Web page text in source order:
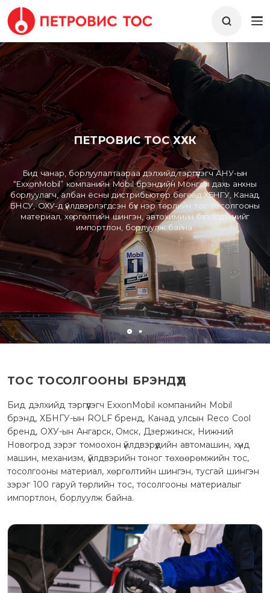
ПЕТРОВИС ТОС ХХК
Бид чанар, борлуулалтаараа дэлхийд тэргүүлэгч АНУ-ын
“ExxonMobil” компанийн Mobil брэндийн Монгол дахь анхны
борлуулагч, албан ёсны дистрибьютер бөгөөд ХБНГУ, Канад,
БНСУ, ОХУ-д үйлдвэрлэгдсэн бүх нэр төрлийн тос тосолгооны
материал, хөргөлтийн шингэн, автохимийн бүтээгдэхүүнийг
импортлон, борлуулж байна.
ТОС ТОСОЛГООНЫ БРЭНДҮҮД
Бид дэлхийд тэргүүлэгч ExxonMobil компанийн Mobil
брэнд, ХБНГУ-ын ROLF бренд, Канад улсын Reco Cool
бренд, ОХУ-ын Ангарск, Омск, Дзержинск, Нижний
Новогрод зэрэг томоохон үйлдвэрүүдийн автомашин, хүнд
машин, механизм, үйлдвэрийн тоног төхөөрөмжийн тос,
тосолгооны материал, хөргөлтийн шингэн, тусгай шингэн
зэрэг 100 гаруй төрлийн тос, тосолгооны материалыг
импортлон, борлуулж байна.